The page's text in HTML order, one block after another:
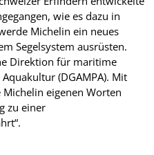
wie es dazu in
Michelin ein neues
Segelsystem ausrüsten.
Direktion für maritime
(DGAMPA). Mit
Michelin eigenen Worten
zu einer